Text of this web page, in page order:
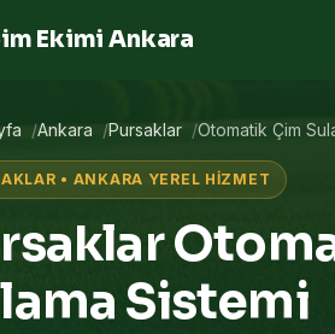
Ekimi Ankara
Ankara Pursaklar Otomatik Çim
• ANKARA YEREL HIZMET
Sistemi